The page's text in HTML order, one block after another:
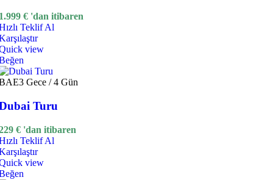
€ 'dan itibaren
Teklif Al
view
3 Gece / 4 Gün
Turu
€ 'dan itibaren
Teklif Al
view